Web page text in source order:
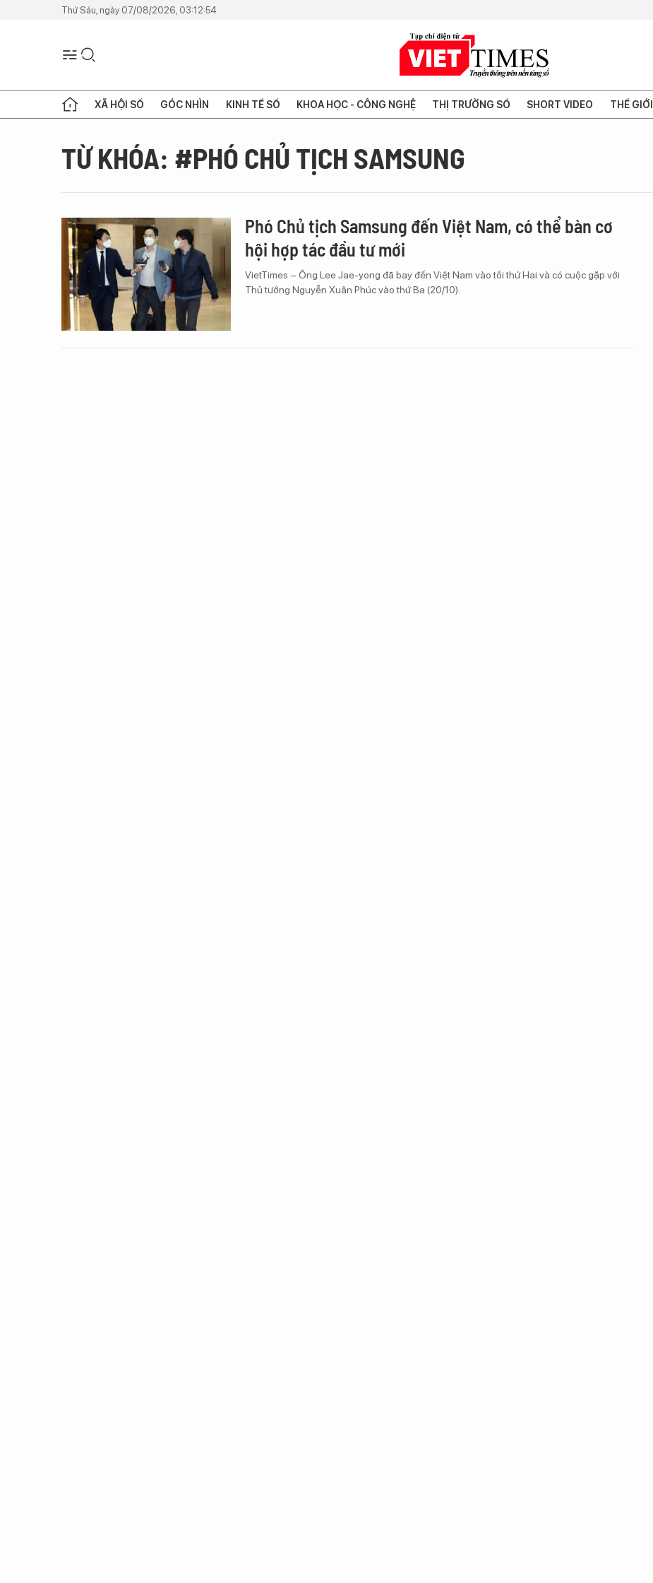
Thứ Sáu, ngày 07/08/2026, 03:12:54
XÃ HỘI SỐ GÓC NHÌN KINH TẾ SỐ KHOA HỌC - CÔNG NGHỆ THỊ TRƯỜNG SỐ SHORT VIDEO THẾ GIỚI
TỪ KHÓA: #PHÓ CHỦ TỊCH SAMSUNG
Phó Chủ tịch Samsung đến Việt Nam, có thể bàn cơ
hội hợp tác đầu tư mới
VietTimes – Ông Lee Jae-yong đã bay đến Việt Nam vào tối thứ Hai và có cuộc gặp với
Thủ tướng Nguyễn Xuân Phúc vào thứ Ba (20/10).